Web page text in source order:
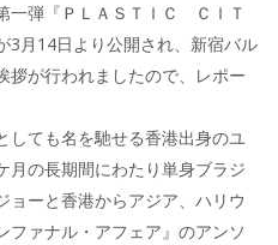
一弾『ＰＬＡＳＴＩＣ ＣＩＴ
月14日より公開され、新宿バル
拶が行われましたので、レポー
しても名を馳せる香港出身のユ
月の長期間にわたり単身ブラジ
ョーと香港からアジア、ハリウ
ファナル・アフェア』のアンソ